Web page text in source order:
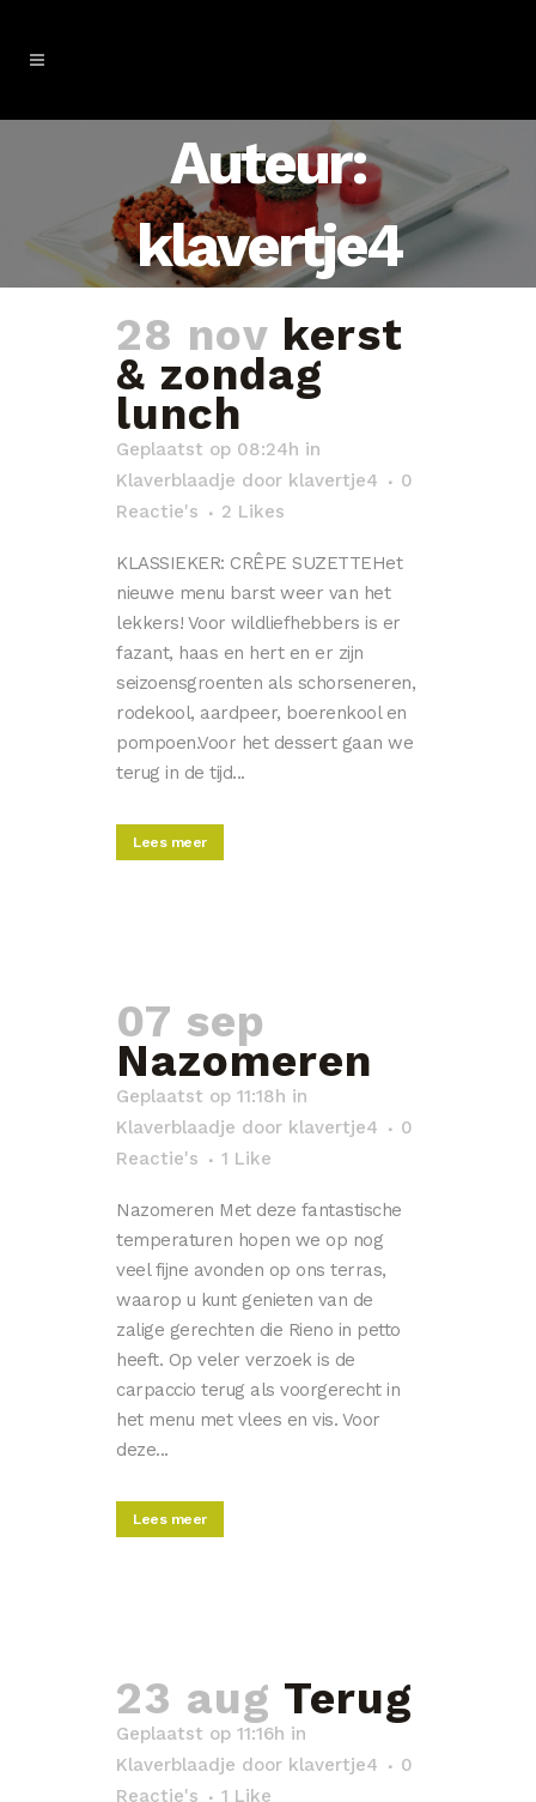
Auteur:
klavertje4
28 nov kerst
& zondag
lunch
Geplaatst op 08:24h in
Klaverblaadje door klavertje4
0
Reactie's
2 Likes
KLASSIEKER: CRÊPE SUZETTEHet
nieuwe menu barst weer van het
lekkers! Voor wildliefhebbers is er
fazant, haas en hert en er zijn
seizoensgroenten als schorseneren,
rodekool, aardpeer, boerenkool en
pompoen.Voor het dessert gaan we
terug in de tijd...
Lees meer
07 sep
Nazomeren
Geplaatst op 11:18h in
Klaverblaadje door klavertje4
0
Reactie's
1 Like
Nazomeren Met deze fantastische
temperaturen hopen we op nog
veel fijne avonden op ons terras,
waarop u kunt genieten van de
zalige gerechten die Rieno in petto
heeft. Op veler verzoek is de
carpaccio terug als voorgerecht in
het menu met vlees en vis. Voor
deze...
Lees meer
23 aug Terug
Geplaatst op 11:16h in
Klaverblaadje door klavertje4
0
Reactie's
1 Like